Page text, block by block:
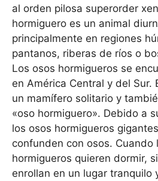
al orden pilosa superorder
hormiguero es un animal
principalmente en regiones
pantanos, riberas de ríos o
Los osos hormigueros se
en América Central y del Sur.
un mamífero solitario y
«oso hormiguero». Debido a
los osos hormigueros
confunden con osos. Cuando
hormigueros quieren dormir,
enrollan en un lugar tranquilo